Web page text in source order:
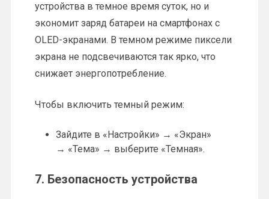
устройства в темное время суток, но и
экономит заряд батареи на смартфонах с
OLED-экранами. В темном режиме пиксели
экрана не подсвечиваются так ярко, что
снижает энергопотребление.
Чтобы включить темный режим:
Зайдите в «Настройки» → «Экран»
→ «Тема» → выберите «Темная».
7. Безопасность устройства